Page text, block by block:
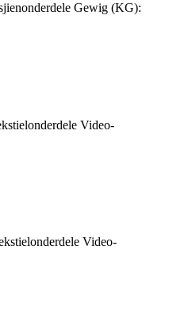
Gewig (KG):
Video-
Video-